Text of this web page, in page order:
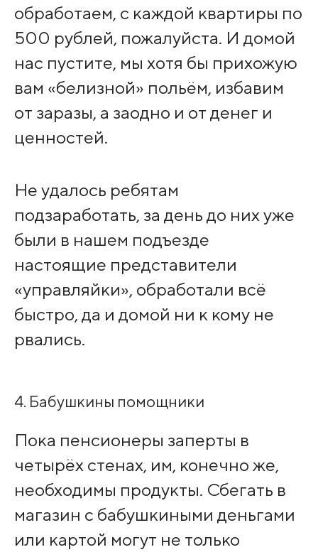
обработаем, с каждой квартиры по
500 рублей, пожалуйста. И домой
нас пустите, мы хотя бы прихожую
вам «белизной» польём, избавим
от заразы, а заодно и от денег и
ценностей.
Не удалось ребятам
подзаработать, за день до них уже
были в нашем подъезде
настоящие представители
«управляйки», обработали всё
быстро, да и домой ни к кому не
рвались.
4. Бабушкины помощники
Пока пенсионеры заперты в
четырёх стенах, им, конечно же,
необходимы продукты. Сбегать в
магазин с бабушкиными деньгами
или картой могут не только